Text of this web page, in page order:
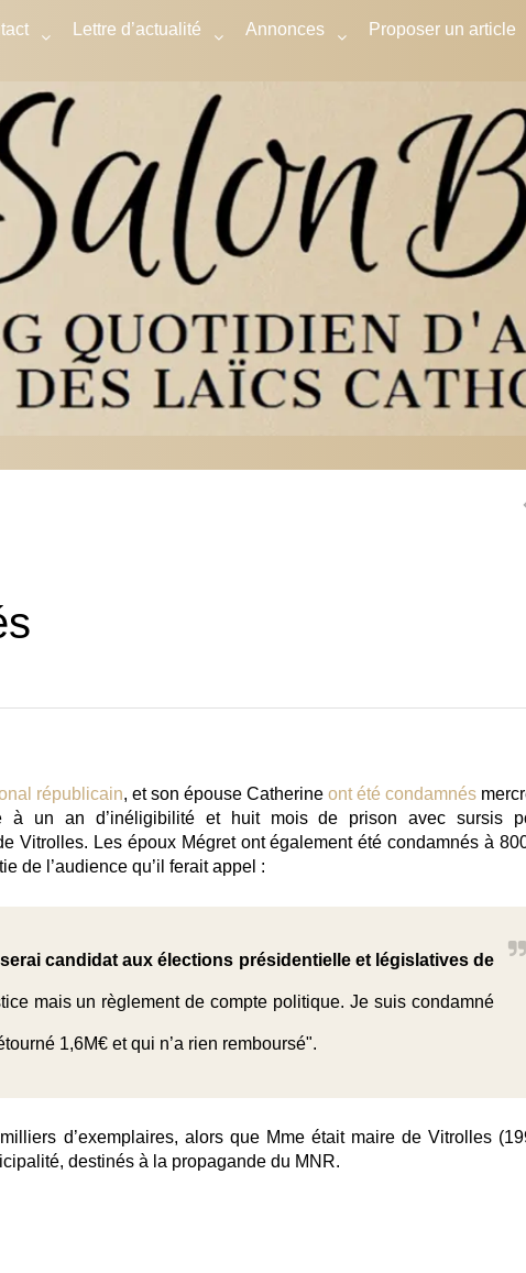
Lettre d’actualité Annonces Proposer un article
républicain, et son épouse Catherine ont été condamnés
à un an d’inéligibilité et huit mois de prison avec sursis
Vitrolles. Les époux Mégret ont également été condamnés à
de l’audience qu’il ferait appel :
candidat aux élections présidentielle et législatives de
mais un règlement de compte politique. Je suis condamné
1,6M€ et qui n’a rien remboursé".
d’exemplaires, alors que Mme était maire de Vitrolles
destinés à la propagande du MNR.